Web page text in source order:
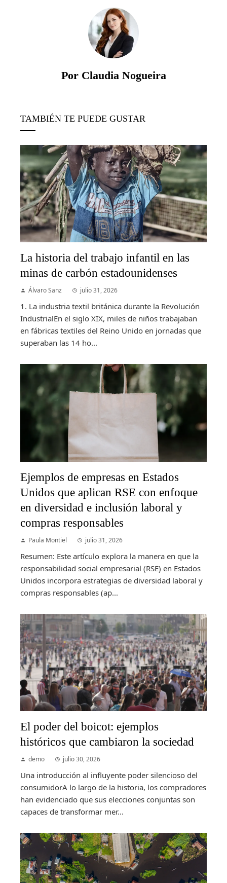
Por Claudia Nogueira
TAMBIÉN TE PUEDE GUSTAR
La historia del trabajo infantil en las
minas de carbón estadounidenses
Álvaro Sanz julio 31, 2026
1. La industria textil británica durante la Revolución
IndustrialEn el siglo XIX, miles de niños trabajaban
en fábricas textiles del Reino Unido en jornadas que
superaban las 14 ho...
Ejemplos de empresas en Estados
Unidos que aplican RSE con enfoque
en diversidad e inclusión laboral y
compras responsables
Paula Montiel julio 31, 2026
Resumen: Este artículo explora la manera en que la
responsabilidad social empresarial (RSE) en Estados
Unidos incorpora estrategias de diversidad laboral y
compras responsables (ap...
El poder del boicot: ejemplos
históricos que cambiaron la sociedad
demo julio 30, 2026
Una introducción al influyente poder silencioso del
consumidorA lo largo de la historia, los compradores
han evidenciado que sus elecciones conjuntas son
capaces de transformar mer...